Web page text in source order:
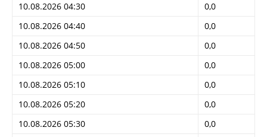
10.08.2026 04:30
0,0
10.08.2026 04:40
0,0
10.08.2026 04:50
0,0
10.08.2026 05:00
0,0
10.08.2026 05:10
0,0
10.08.2026 05:20
0,0
10.08.2026 05:30
0,0